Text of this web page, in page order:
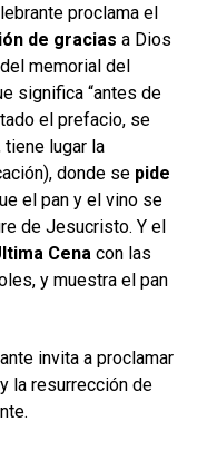
proclama el
de gracias a Dios
memorial del
significa “antes de
el prefacio, se
tiene lugar la
donde se pide
el pan y el vino se
de Jesucristo. Y el
Cena con las
y muestra el pan
invita a proclamar
la resurrección de